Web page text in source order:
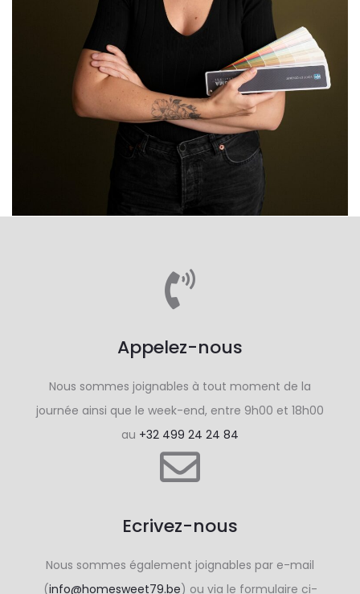
Appelez-nous
Nous sommes joignables à tout moment de la
journée ainsi que le week-end, entre 9h00 et 18h00
au +32 499 24 24 84
Ecrivez-nous
Nous sommes également joignables par e-mail
(info@homesweet79.be) ou via le formulaire ci-